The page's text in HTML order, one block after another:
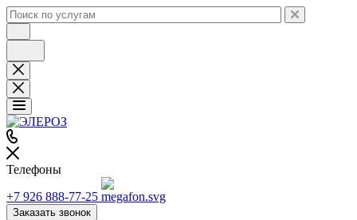
Телефоны
+7 926 888-77-25
Заказать звонок